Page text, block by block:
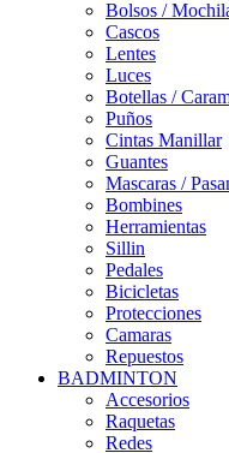
Bolsos /
Cascos
Lentes
Luces
Botellas /
Puños
Cintas Manillar
Guantes
Mascaras /
Bombines
Herramientas
Sillin
Pedales
Bicicletas
Protecciones
Camaras
Repuestos
BADMINTON
Accesorios
Raquetas
Redes